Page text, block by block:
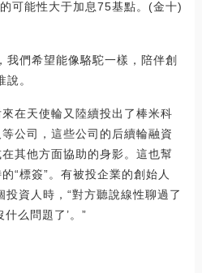
可能性大于加息75基點。(金十)
我們希望能像駱駝一樣，陪伴創
。
在天使輪又陸續投出了棒米科
公司，這些公司的后續輪融資
其他方面協助的身影。這也幫
“標簽”。有被投企業的創始人
資人時，“對方聽說線性聊過了
么問題了’。”